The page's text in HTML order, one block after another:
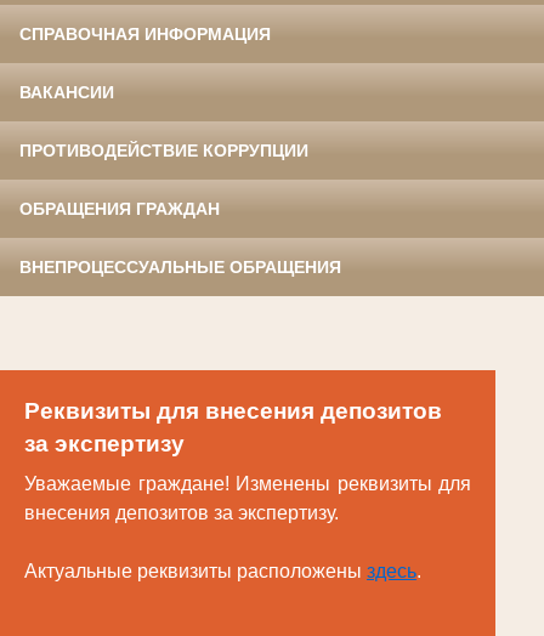
СПРАВОЧНАЯ ИНФОРМАЦИЯ
ВАКАНСИИ
ПРОТИВОДЕЙСТВИЕ КОРРУПЦИИ
ОБРАЩЕНИЯ ГРАЖДАН
ВНЕПРОЦЕССУАЛЬНЫЕ ОБРАЩЕНИЯ
Реквизиты для внесения депозитов
за экспертизу
Уважаемые граждане! Изменены реквизиты для
внесения депозитов за экспертизу.
Актуальные реквизиты расположеныздесь.